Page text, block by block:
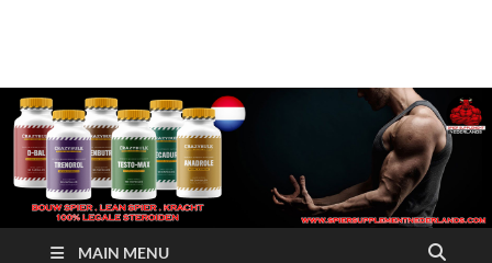
Crazy Bulk Nederland
– 100% Legale
Steroïden
Alternatieven
MAIN MENU